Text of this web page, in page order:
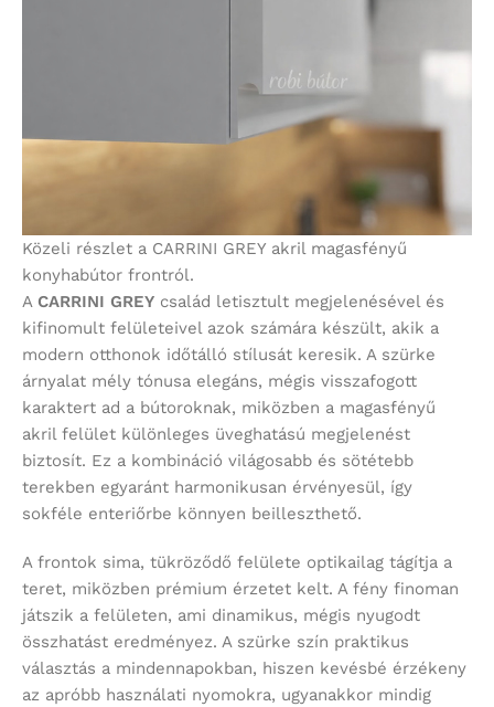
Közeli részlet a CARRINI GREY akril magasfényű
konyhabútor frontról.
A CARRINI GREY család letisztult megjelenésével és
kifinomult felületeivel azok számára készült, akik a
modern otthonok időtálló stílusát keresik. A szürke
árnyalat mély tónusa elegáns, mégis visszafogott
karaktert ad a bútoroknak, miközben a magasfényű
akril felület különleges üveghatású megjelenést
biztosít. Ez a kombináció világosabb és sötétebb
terekben egyaránt harmonikusan érvényesül, így
sokféle enteriőrbe könnyen beilleszthető.
A frontok sima, tükröződő felülete optikailag tágítja a
teret, miközben prémium érzetet kelt. A fény finoman
játszik a felületen, ami dinamikus, mégis nyugodt
összhatást eredményez. A szürke szín praktikus
választás a mindennapokban, hiszen kevésbé érzékeny
az apróbb használati nyomokra, ugyanakkor mindig